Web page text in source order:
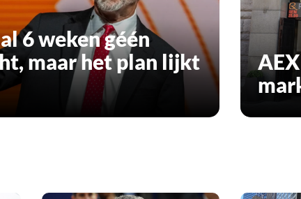
6 weken géén
maar het plan lijkt